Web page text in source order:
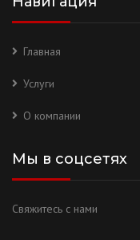
Главная
Услуги
О компании
Мы в соцсетях
Свяжитесь с нами